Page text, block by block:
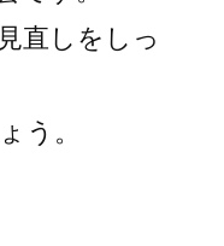
直しをしっ
う。